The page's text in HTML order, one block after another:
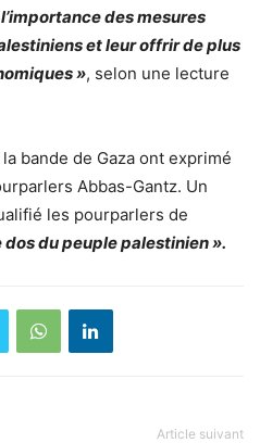
des mesures
et leur offrir de plus
», selon une lecture
bande de Gaza ont exprimé
Abbas-Gantz. Un
les pourparlers de
du peuple palestinien ».
Article suivant